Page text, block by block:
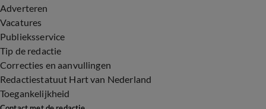
Adverteren
Vacatures
Publieksservice
Tip de redactie
Correcties en aanvullingen
Redactiestatuut Hart van Nederland
Toegankelijkheid